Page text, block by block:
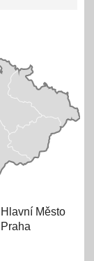
Hlavní Město
Praha